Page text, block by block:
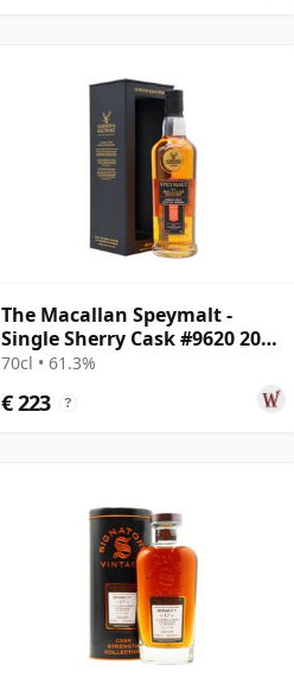
The Macallan Speymalt -
Single Sherry Cask #9620 2006
18 jaar oud
70cl • 61.3%
€ 223 ?